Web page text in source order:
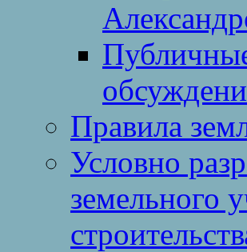
Правила
Условно
земельного